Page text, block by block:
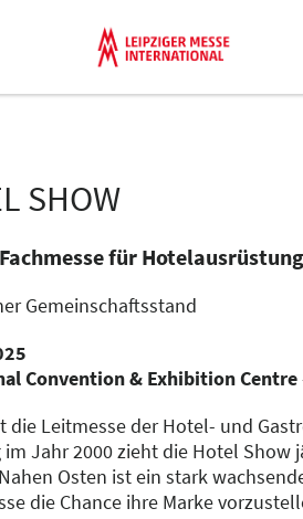
SHOW
für
Gemeinschaftsstand
Convention & Exhibition Centre
die Leitmesse der Hotel- und
Jahr 2000 zieht die Hotel Show
Osten ist ein stark
die Chance ihre Marke